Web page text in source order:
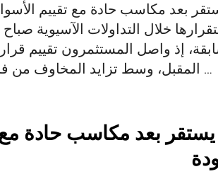
بعد مكاسب حادة مع تقييم
خلال التداولات الآسيوية
إذ واصل المستثمرون تقييم
المقبل، وسط تزايد المخاوف من فائض محتمل في المعروض العالمي. استقرار الأسعار …
بعد مكاسب حادة مع